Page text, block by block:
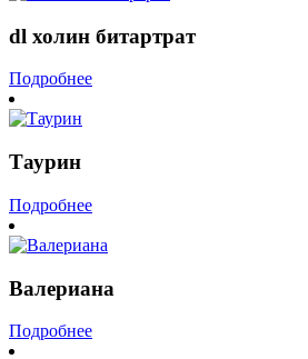
dl холин битартрат
Подробнее
Таурин
Подробнее
Валериана
Подробнее